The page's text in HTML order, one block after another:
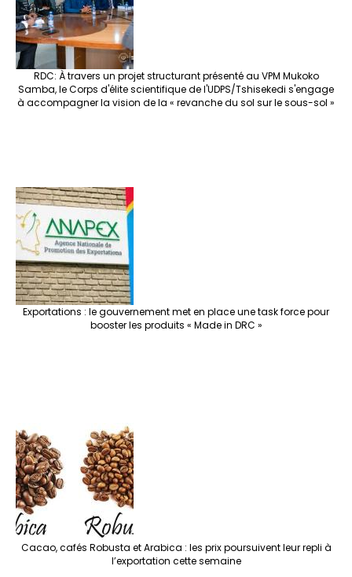
RDC: À travers un projet structurant présenté au VPM Mukoko
Samba, le Corps d'élite scientifique de l'UDPS/Tshisekedi s'engage
à accompagner la vision de la « revanche du sol sur le sous-sol »
Exportations : le gouvernement met en place une task force pour
booster les produits « Made in DRC »
Cacao, cafés Robusta et Arabica : les prix poursuivent leur repli à
l’exportation cette semaine